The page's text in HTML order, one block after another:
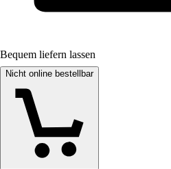
Bequem liefern lassen
Nicht online bestellbar